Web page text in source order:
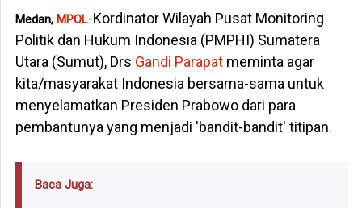
Medan, MPOL-Kordinator Wilayah Pusat Monitoring
Politik dan Hukum Indonesia (PMPHI) Sumatera
Utara (Sumut), Drs Gandi Parapatmeminta agar
kita/masyarakat Indonesia bersama-sama untuk
menyelamatkan Presiden Prabowo dari para
pembantunya yang menjadi 'bandit-bandit' titipan.
Baca Juga: